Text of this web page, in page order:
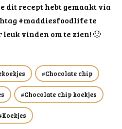
dit recept hebt gemaakt via
#maddiesfoodlife te
leuk vinden om te zien! 🙂
Chocolate chip
Chocolate chip koekjes
Koekjes